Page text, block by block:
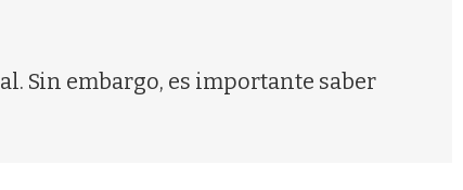
Sin embargo, es importante saber